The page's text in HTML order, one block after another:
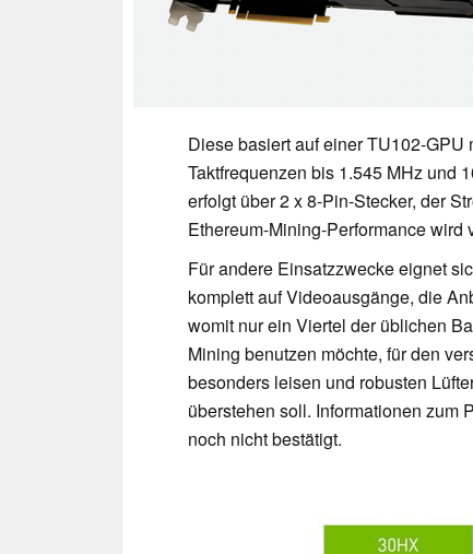
Diese basiert auf einer TU102-
Taktfrequenzen bis 1.545 MHz und
erfolgt über 2 x 8-Pin-Stecker, der
Ethereum-Mining-Performance
Für andere Einsatzzwecke eignet
komplett auf Videoausgänge, die
womit nur ein Viertel der üblichen
Mining benutzen möchte, für den
besonders leisen und robusten
überstehen soll. Informationen zum
noch nicht bestätigt.